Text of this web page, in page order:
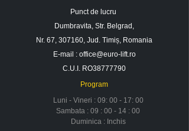
Punct de lucru
Dumbravita, Str. Belgrad,
Nr. 67, 307160, Jud. Timiș, Romania
E-mail : office@euro-lift.ro
C.U.I. RO38777790
Program
Luni - Vineri : 09: 00 - 17: 00
Sambata : 09 : 00 - 14 : 00
Duminica : Inchis